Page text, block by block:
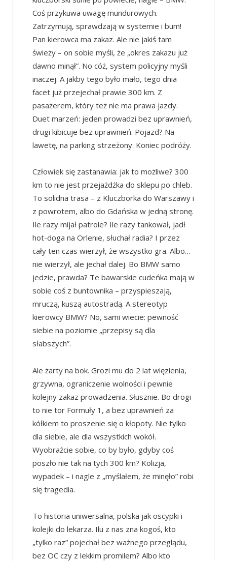
Coś przykuwa uwagę mundurowych.
Zatrzymują, sprawdzają w systemie i bum!
Pan kierowca ma zakaz. Ale nie jakiś tam
świeży – on sobie myśli, że „okres zakazu już
dawno minął”. No cóż, system policyjny myśli
inaczej. A jakby tego było mało, tego dnia
facet już przejechał prawie 300 km. Z
pasażerem, który też nie ma prawa jazdy.
Duet marzeń: jeden prowadzi bez uprawnień,
drugi kibicuje bez uprawnień. Pojazd? Na
lawetę, na parking strzeżony. Koniec podróży.
Człowiek się zastanawia: jak to możliwe? 300
km to nie jest przejażdżka do sklepu po chleb.
To solidna trasa – z Kluczborka do Warszawy i
z powrotem, albo do Gdańska w jedną stronę.
Ile razy mijał patrole? Ile razy tankował, jadł
hot-doga na Orlenie, słuchał radia? I przez
cały ten czas wierzył, że wszystko gra. Albo…
nie wierzył, ale jechał dalej. Bo BMW samo
jedzie, prawda? Te bawarskie cudeńka mają w
sobie coś z buntownika – przyspieszają,
mruczą, kuszą autostradą. A stereotyp
kierowcy BMW? No, sami wiecie: pewność
siebie na poziomie „przepisy są dla
słabszych”.
Ale żarty na bok. Grozi mu do 2 lat więzienia,
grzywna, ograniczenie wolności i pewnie
kolejny zakaz prowadzenia. Słusznie. Bo drogi
to nie tor Formuły 1, a bez uprawnień za
kółkiem to proszenie się o kłopoty. Nie tylko
dla siebie, ale dla wszystkich wokół.
Wyobraźcie sobie, co by było, gdyby coś
poszło nie tak na tych 300 km? Kolizja,
wypadek – i nagle z „myślałem, że minęło” robi
się tragedia.
To historia uniwersalna, polska jak oscypki i
kolejki do lekarza. Ilu z nas zna kogoś, kto
„tylko raz” pojechał bez ważnego przeglądu,
bez OC czy z lekkim promilem? Albo kto